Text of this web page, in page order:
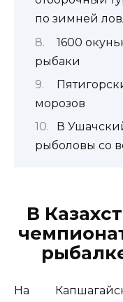
по зимней
1600
рыбаки
морозов
В
рыболовы со
В
На